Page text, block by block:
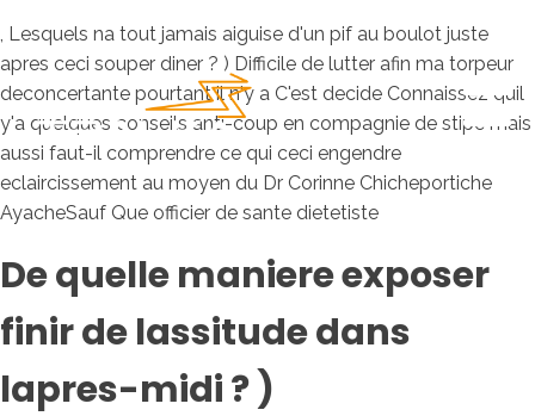
, Lesquels na tout jamais aiguise d'un pif au boulot juste
apres ceci souper diner ? ) Difficile de lutter afin ma torpeur
deconcertante pourtant il n'y a C'est decide Connaissez quil
y'a quelques conseils anti-coup en compagnie de stipe mais
aussi faut-il comprendre ce qui ceci engendre
eclaircissement au moyen du Dr Corinne Chicheportiche
AyacheSauf Que officier de sante dietetiste
De quelle maniere exposer
finir de lassitude dans
lapres-midi ? )